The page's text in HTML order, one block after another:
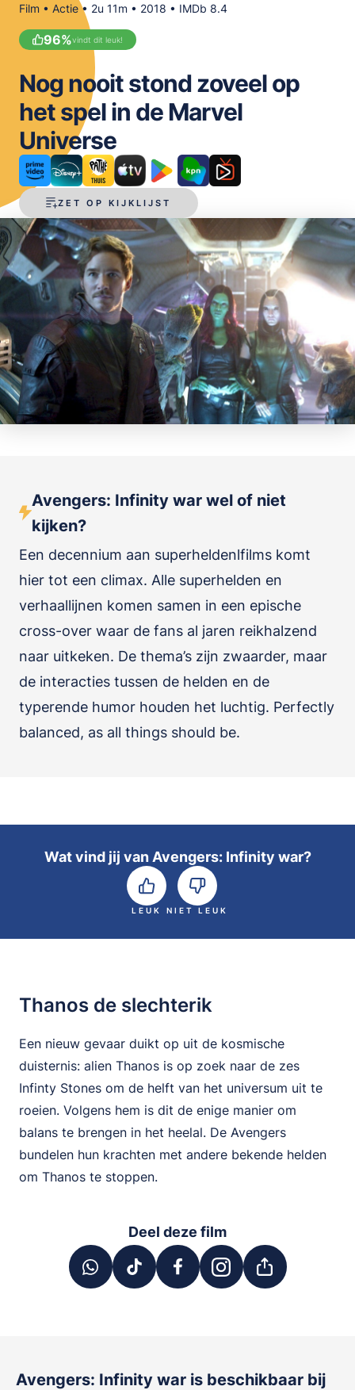
Film • Actie • 2u 11m • 2018 • IMDb 8.4
96%vindt dit leuk!
ZET OP KIJKLIJST
Nog nooit stond zoveel op
het spel in de Marvel
Universe
Avengers: Infinity war wel of niet
kijken?
Een decennium aan superheldenlfilms komt
hier tot een climax. Alle superhelden en
verhaallijnen komen samen in een epische
cross-over waar de fans al jaren reikhalzend
naar uitkeken. De thema’s zijn zwaarder, maar
de interacties tussen de helden en de
typerende humor houden het luchtig. Perfectly
balanced, as all things should be.
Wat vind jij van Avengers: Infinity war?
LEUK NIET LEUK
Thanos de slechterik
Een nieuw gevaar duikt op uit de kosmische
duisternis: alien Thanos is op zoek naar de zes
Infinty Stones om de helft van het universum uit te
roeien. Volgens hem is dit de enige manier om
balans te brengen in het heelal. De Avengers
bundelen hun krachten met andere bekende helden
om Thanos te stoppen.
Deel deze film
Avengers: Infinity war is beschikbaar bij